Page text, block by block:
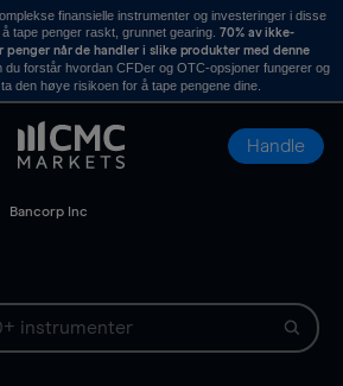
finansielle instrumenter og investeringer i disse
tape penger raskt, grunnet gearing. 70% av ikke-
penger når de handler i slike produkter med denne
du forstår hvordan CFDer og OTC-opsjoner fungerer og
den høye risikoen for å tape pengene dine.
Handle
Bancorp Inc